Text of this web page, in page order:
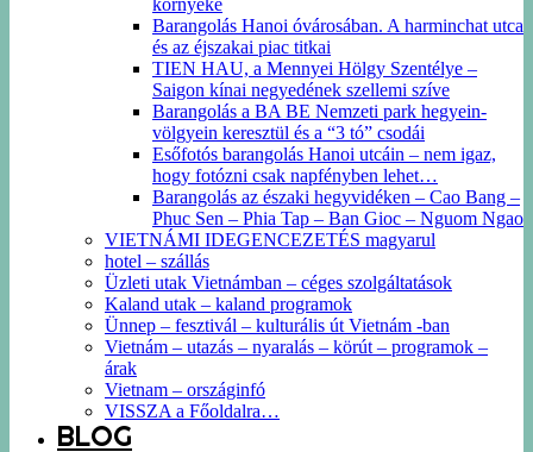
környéke
Barangolás Hanoi óvárosában. A harminchat utca
és az éjszakai piac titkai
TIEN HAU, a Mennyei Hölgy Szentélye –
Saigon kínai negyedének szellemi szíve
Barangolás a BA BE Nemzeti park hegyein-
völgyein keresztül és a “3 tó” csodái
Esőfotós barangolás Hanoi utcáin – nem igaz,
hogy fotózni csak napfényben lehet…
Barangolás az északi hegyvidéken – Cao Bang –
Phuc Sen – Phia Tap – Ban Gioc – Nguom Ngao
VIETNÁMI IDEGENCEZETÉS magyarul
hotel – szállás
Üzleti utak Vietnámban – céges szolgáltatások
Kaland utak – kaland programok
Ünnep – fesztivál – kulturális út Vietnám -ban
Vietnám – utazás – nyaralás – körút – programok –
árak
Vietnam – országinfó
VISSZA a Főoldalra…
BLOG